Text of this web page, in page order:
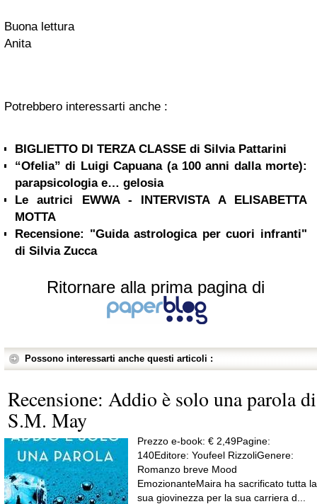
Buona lettura
Anita
Potrebbero interessarti anche :
BIGLIETTO DI TERZA CLASSE di Silvia Pattarini
“Ofelia” di Luigi Capuana (a 100 anni dalla morte):
parapsicologia e… gelosia
Le autrici EWWA - INTERVISTA A ELISABETTA
MOTTA
Recensione: "Guida astrologica per cuori infranti"
di Silvia Zucca
Ritornare alla prima pagina di
Possono interessarti anche questi articoli :
Recensione: Addio è solo una parola di
S.M. May
Prezzo e-book: € 2,49Pagine:
140Editore: Youfeel RizzoliGenere:
Romanzo breve Mood
EmozionanteMaira ha sacrificato tutta la
sua giovinezza per la sua carriera d...